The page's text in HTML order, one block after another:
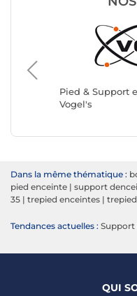
Pied & Support
Vogel's
Dans la même thématique :
pied enceinte | support
35 | trepied enceintes |
Tendances actuelles : Support
QUI